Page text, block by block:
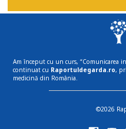
Am început cu un curs, “Comunicarea
continuat cu Raportuldegarda.ro,
medicină din România.
©2026